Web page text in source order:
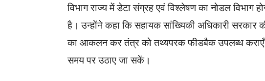
विभाग राज्य में डेटा संग्रह एवं विश्लेषण का नोडल विभाग
है। उन्होंने कहा कि सहायक सांख्यिकी अधिकारी सरकार
का आकलन कर तंत्र को तथ्यपरक फीडबैक उपलब्ध
समय पर उठाए जा सकें।